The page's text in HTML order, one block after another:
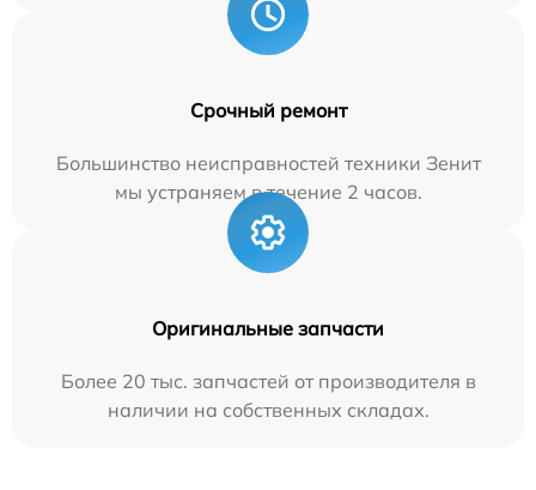
Срочный ремонт
Большинство неисправностей техники Зенит
мы устраняем в течение 2 часов.
Оригинальные запчасти
Более 20 тыс. запчастей от производителя в
наличии на собственных складах.